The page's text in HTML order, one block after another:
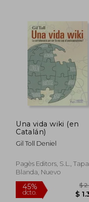
Una vida wiki (en
Catalán)
Gil Toll Deniel
Pagès Editors, S.L., Tapa
Blanda, Nuevo